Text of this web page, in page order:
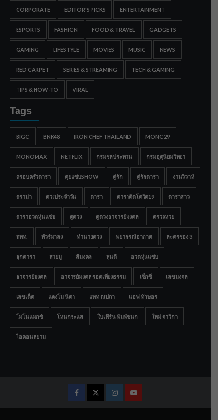
CORPORATE EDITOR'S PICKS ENTERTAINMENT
ESPORTS FASHION FOOD & TRAVEL GADGETS
GAMING LIFESTYLE MOVIES MUSIC NEWS
RED CARPET SERIES & STREAMING TECH & GAMING
TIPS & HOW-TO VIRAL
Tags
BIGC BNK48 IRON CHEF THAILAND MONO29
MONOMAX NETFLIX กรมชลประทาน กรมอุตุนิยมวิทยา
ครอบครัวดารา คุยแซ่บSHOW คู่รัก คู่รักดารา งานวิวาห์
ดราม่า ดวงประจำวัน ดารา ดาราติดโควิด19 ดาราสาว
ดาราอวดหุ่นแซ่บ ดูดวง ดูดวงอาจารย์มงคล ตรวจหวย
ททท. ทัวร์มาลง ทำนายดวง พยากรณ์อากาศ ละครช่อง 3
ลูกดารา สายมู สีมงคล หุ่นดี อวดหุ่นแซ่บ
อาจารย์มงคล อาจารย์มงคล รอดเที่ยงธรรม เซ็กซี่ เลขมงคล
เลขเด็ด แตงโม นิดา แพท ณปภา แอฟ ทักษอร
โมโนแมกซ์ โหนกระแส ใบเฟิร์น พิมพ์ชนก ใหม่ ดาวิกา
ไอคอนสยาม
FacebookTwitterInstagramYoutube